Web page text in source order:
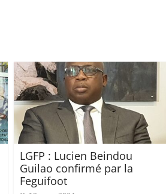
LGFP : Lucien Beindou
Guilao confirmé par la
Feguifoot